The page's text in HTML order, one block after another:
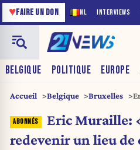
NL INTERVIEWS
♥FAIRE UN DON
BELGIQUE POLITIQUE EUROPE
Accueil Belgique Bruxelles
Eric Muraille:
redevenir un lieu